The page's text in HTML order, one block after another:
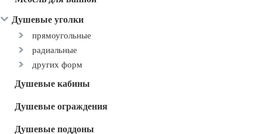
Душевые уголки
прямоугольные
радиальные
других форм
Душевые кабины
Душевые ограждения
Душевые поддоны